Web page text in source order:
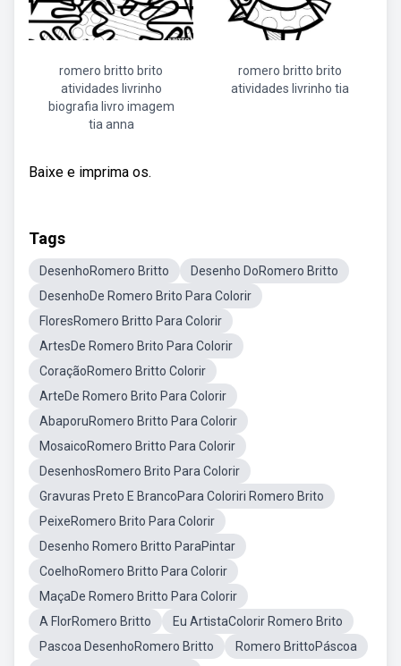
romero britto brito
atividades livrinho
biografia livro imagem
tia anna
romero britto brito
atividades livrinho tia
Baixe e imprima os.
Tags
DesenhoRomero Britto
Desenho DoRomero Britto
DesenhoDe Romero Brito Para Colorir
FloresRomero Britto Para Colorir
ArtesDe Romero Brito Para Colorir
CoraçãoRomero Britto Colorir
ArteDe Romero Brito Para Colorir
AbaporuRomero Britto Para Colorir
MosaicoRomero Britto Para Colorir
DesenhosRomero Brito Para Colorir
Gravuras Preto E BrancoPara Coloriri Romero Brito
PeixeRomero Brito Para Colorir
Desenho Romero Britto ParaPintar
CoelhoRomero Britto Para Colorir
MaçaDe Romero Britto Para Colorir
A FlorRomero Britto
Eu ArtistaColorir Romero Brito
Pascoa DesenhoRomero Britto
Romero BrittoPáscoa